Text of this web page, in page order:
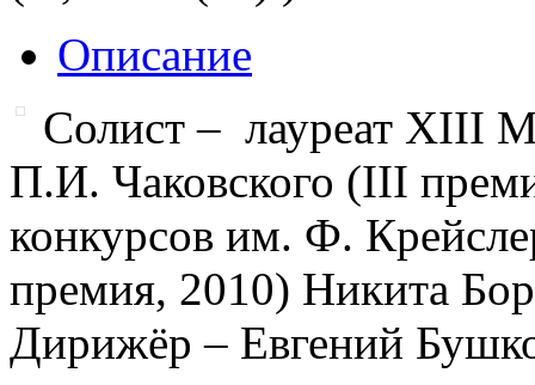
Описание
Солист – лауреат XIII
П.И. Чаковского (III
конкурсов им. Ф.
премия, 2010) Никита
Дирижёр – Евгений